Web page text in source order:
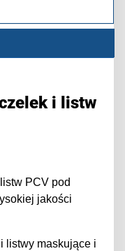
i listw
PCV pod
jakości
listwy maskujące i